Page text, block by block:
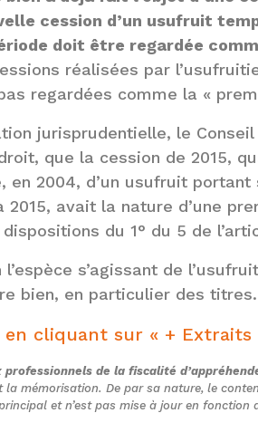
cession d’un usufruit
doit être regardée
réalisées par
regardées comme la «
jurisprudentielle, le Conseil
que la cession de 2015,
2004, d’un usufruit portant
avait la nature d’une
du 1° du 5 de
s’agissant de
bien, en particulier des titres.
cliquant sur « + Extraits
de la fiscalité
mémorisation. De par sa nature, le
et n’est pas mise à jour en fonction